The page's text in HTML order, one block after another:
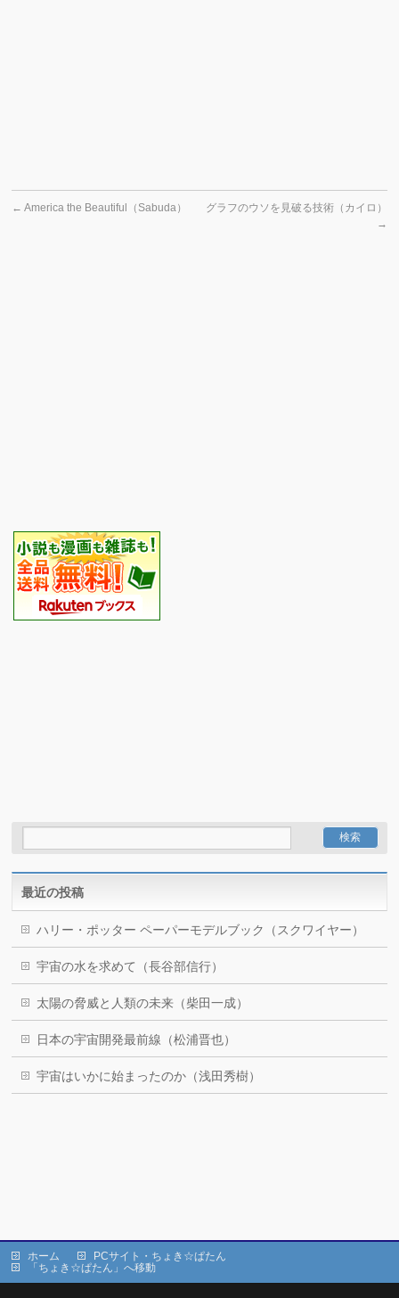
← America the Beautiful（Sabuda）
グラフのウソを見破る技術（カイロ）
→
最近の投稿
ハリー・ポッター ペーパーモデルブック（スクワイヤー）
宇宙の水を求めて（長谷部信行）
太陽の脅威と人類の未来（柴田一成）
日本の宇宙開発最前線（松浦晋也）
宇宙はいかに始まったのか（浅田秀樹）
ホーム
PCサイト・ちょき☆ぱたん
「ちょき☆ぱたん」へ移動